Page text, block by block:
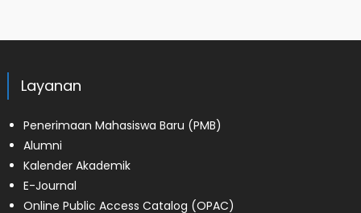
Layanan
Penerimaan Mahasiswa Baru (PMB)
Alumni
Kalender Akademik
E-Journal
Online Public Access Catalog (OPAC)